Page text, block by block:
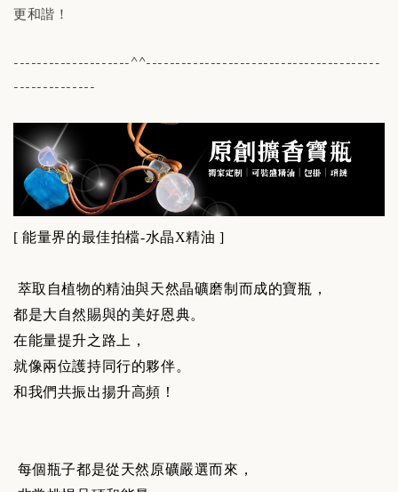
更和諧！
--------------------^^----------------------------------------
--------------
[能量界的最佳拍檔-水晶X精油 ]
萃取自植物的精油與天然晶礦磨制而成的寶瓶，
都是大自然賜與的美好恩典。
在能量提升之路上，
就像兩位護持同行的夥伴。
和我們共振出揚升高頻！
每個瓶子都是從天然原礦嚴選而來，